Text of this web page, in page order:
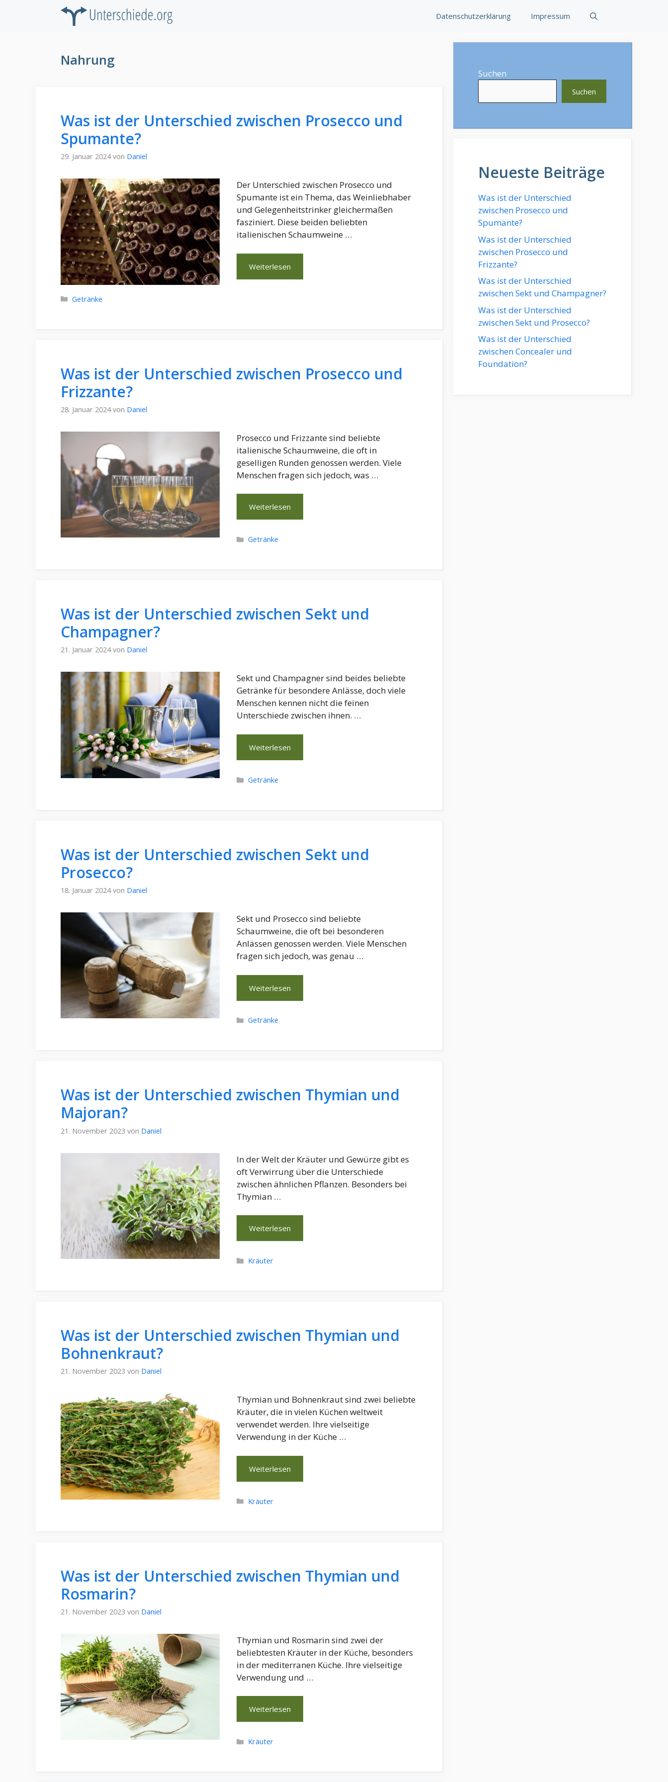
Datenschutzerklärung Impressum
Nahrung
Was ist der Unterschied zwischen Prosecco und
Spumante?
29. Januar 2024 von Daniel
Der Unterschied zwischen Prosecco und
Spumante ist ein Thema, das Weinliebhaber
und Gelegenheitstrinker gleichermaßen
fasziniert. Diese beiden beliebten
italienischen Schaumweine …
Weiterlesen
Kategorien
Getränke
Was ist der Unterschied zwischen Prosecco und
Frizzante?
28. Januar 2024 von Daniel
Prosecco und Frizzante sind beliebte
italienische Schaumweine, die oft in
geselligen Runden genossen werden. Viele
Menschen fragen sich jedoch, was …
Weiterlesen
Kategorien
Getränke
Was ist der Unterschied zwischen Sekt und
Champagner?
21. Januar 2024 von Daniel
Sekt und Champagner sind beides beliebte
Getränke für besondere Anlässe, doch viele
Menschen kennen nicht die feinen
Unterschiede zwischen ihnen. …
Weiterlesen
Kategorien
Getränke
Was ist der Unterschied zwischen Sekt und
Prosecco?
18. Januar 2024 von Daniel
Sekt und Prosecco sind beliebte
Schaumweine, die oft bei besonderen
Anlässen genossen werden. Viele Menschen
fragen sich jedoch, was genau …
Weiterlesen
Kategorien
Getränke
Was ist der Unterschied zwischen Thymian und
Majoran?
21. November 2023 von Daniel
In der Welt der Kräuter und Gewürze gibt es
oft Verwirrung über die Unterschiede
zwischen ähnlichen Pflanzen. Besonders bei
Thymian …
Weiterlesen
Kategorien
Kräuter
Was ist der Unterschied zwischen Thymian und
Bohnenkraut?
21. November 2023 von Daniel
Thymian und Bohnenkraut sind zwei beliebte
Kräuter, die in vielen Küchen weltweit
verwendet werden. Ihre vielseitige
Verwendung in der Küche …
Weiterlesen
Kategorien
Kräuter
Was ist der Unterschied zwischen Thymian und
Rosmarin?
21. November 2023 von Daniel
Thymian und Rosmarin sind zwei der
beliebtesten Kräuter in der Küche, besonders
in der mediterranen Küche. Ihre vielseitige
Verwendung und …
Weiterlesen
Kategorien
Kräuter
Suchen
Suchen
Neueste Beiträge
Was ist der Unterschied
zwischen Prosecco und
Spumante?
Was ist der Unterschied
zwischen Prosecco und
Frizzante?
Was ist der Unterschied
zwischen Sekt und Champagner?
Was ist der Unterschied
zwischen Sekt und Prosecco?
Was ist der Unterschied
zwischen Concealer und
Foundation?